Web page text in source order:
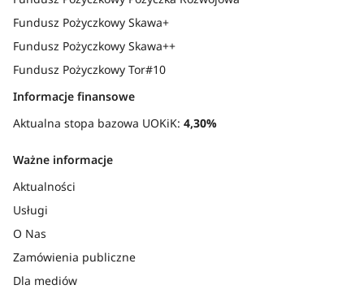
Fundusz Pożyczkowy Skawa+
Fundusz Pożyczkowy Skawa++
Fundusz Pożyczkowy Tor#10
Informacje finansowe
Aktualna stopa bazowa UOKiK: 4,30%
Ważne informacje
Aktualności
Usługi
O Nas
Zamówienia publiczne
Dla mediów